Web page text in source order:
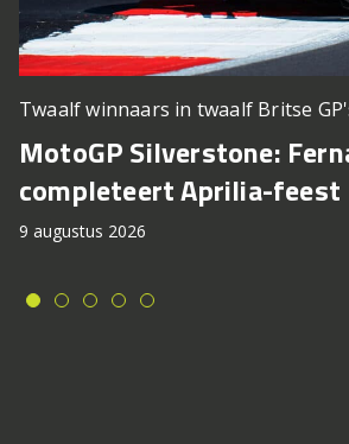
Twaalf winnaars in twaalf Britse
MotoGP Silverstone:
completeert Aprilia-feest
9 augustus 2026